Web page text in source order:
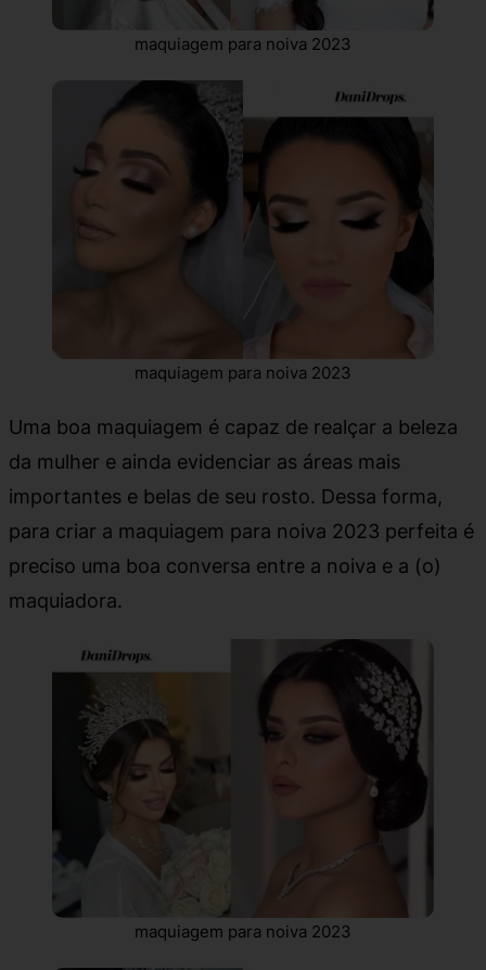
maquiagem para noiva 2023
maquiagem para noiva 2023
Uma boa maquiagem é capaz de realçar a beleza
da mulher e ainda evidenciar as áreas mais
importantes e belas de seu rosto. Dessa forma,
para criar a maquiagem para noiva 2023 perfeita é
preciso uma boa conversa entre a noiva e a (o)
maquiadora.
maquiagem para noiva 2023